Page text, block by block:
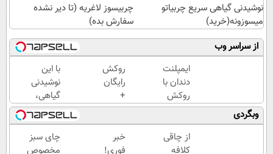
نوشیدنی گیاهی سریع چربیاتو
میسوزونه(خرید)
چربیسوز لاغریه (تا دیر نشده
سفارش بده)
از سراسر وب
ایمپلنت
دندان با
روکش
رایگان
✅ 25
میلیون
با
روکش
رایگان
+
اقساط
۱۲
ماهه
ایمپلنت
با این
نوشیدنی
گیاهی،
سالم و
بی
عوارض
لاغر
وبگردی
از چاقی
کلافه
خبر
فوری!
چای سبز
مخصوص